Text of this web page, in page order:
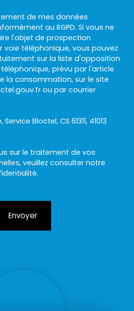
de mes données
au RGPD. Si vous ne
l'objet de prospection
téléphonique, vous pouvez
sur la liste d'opposition
prévu par l'article
la consommation, sur le site
ou par courrier
Bloctel, CS 61311, 41013
sur le traitement de vos
veuillez consulter notre
.
Envoyer